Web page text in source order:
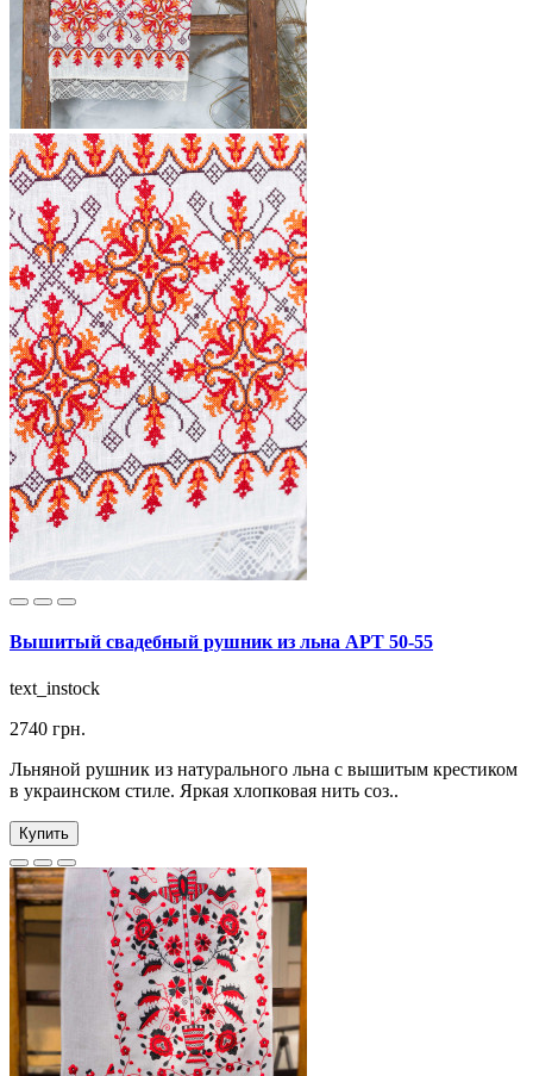
Вышитый свадебный рушник из льна АРТ 50-55
text_instock
2740 грн.
Льняной рушник из натурального льна с вышитым крестиком
в украинском стиле. Яркая хлопковая нить соз..
Купить